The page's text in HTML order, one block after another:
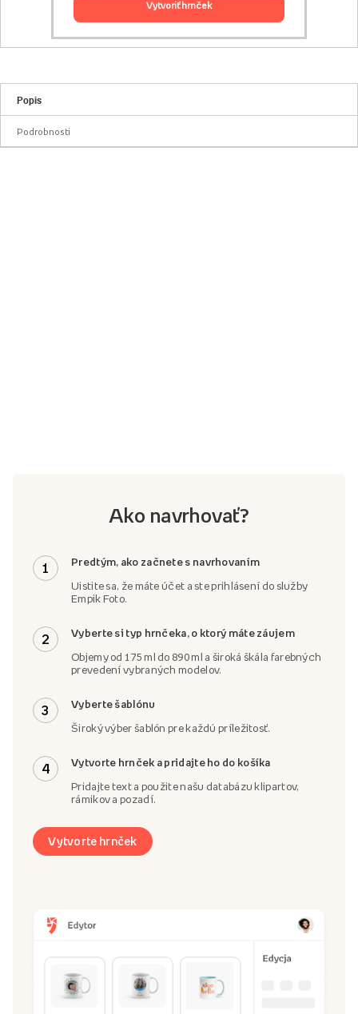
vytvoriť hrnček
Popis
Podrobnosti
Ako navrhovať?
1 Predtým, ako začnete s navrhovaním
Uistite sa, že máte účet a ste prihlásení do služby
Empik Foto.
2 Vyberte si typ hrnčeka, o ktorý máte záujem
Objemy od 175 ml do 890 ml a široká škála farebných
prevedení vybraných modelov.
3 Vyberte šablónu
Široký výber šablón pre každú príležitosť.
4 Vytvorte hrnček a pridajte ho do košíka
Pridajte text a použite našu databázu klipartov,
rámikov a pozadí.
Vytvorte hrnček